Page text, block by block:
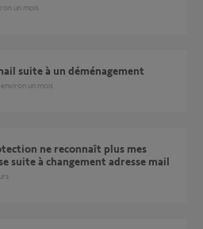
un mois
suite à un déménagement
environ un mois
suite à changement adresse mail